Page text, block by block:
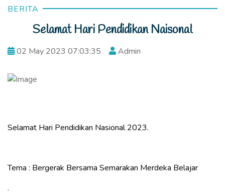
BERITA
Selamat Hari Pendidikan Naisonal
02 May 2023 07:03:35 Admin
Selamat Hari Pendidikan Nasional 2023.
Tema : Bergerak Bersama Semarakan Merdeka Belajar
.